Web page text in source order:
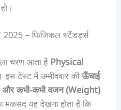
– फिजिकल स्टैंडर्ड्स
चरण आता है Physical
इस टेस्ट में उम्मीदवार कीऊँचाई
और कभी-कभी वजन (Weight)
मकसद यह देखना होता है कि